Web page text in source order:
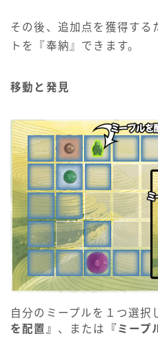
その後、追加点を獲得する
トを『奉納』できます。
移動と発見
自分のミープルを１つ選択
を配置』 、または 『ミープ